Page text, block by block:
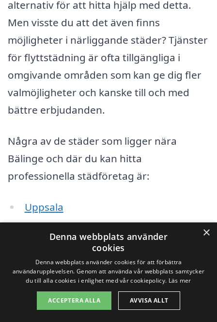
alternativ för att hitta hjälp med detta.
Men visste du att det även finns
möjligheter i närliggande städer? Tjänster
för flyttstädning är ofta tillgängliga i
omgivande områden som kan ge dig fler
valmöjligheter och kanske till och med
bättre erbjudanden.
Några av de städer som ligger nära
Bälinge och där du kan hitta
professionella städföretag är:
Uppsala
Västerås
Eskilstuna
×
Denna webbplats använder
cookies
Denna webbplats använder cookies för att förbättra
användarupplevelsen. Genom att använda vår webbplats samtycker
du till alla cookies i enlighet med vår cookiepolicy. Läs mer
ACCEPTERA ALLA AVVISA ALLT